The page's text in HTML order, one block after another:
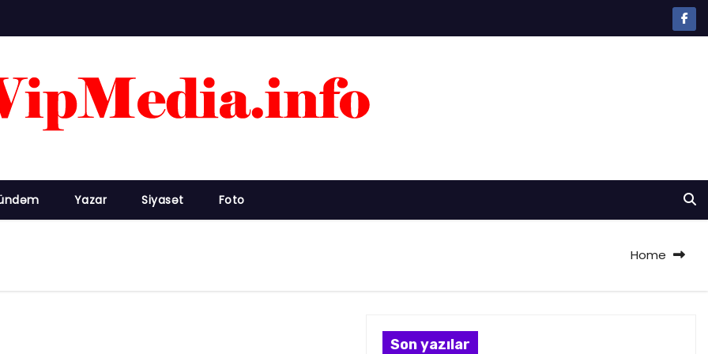
Yazar Siyasət Foto
Home
Son yazılar